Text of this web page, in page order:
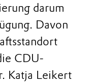
darum
Davon
CDU-
Katja Leikert